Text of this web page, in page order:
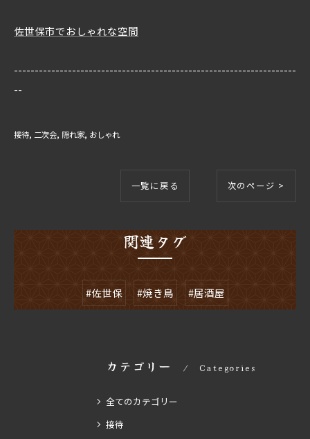
佐世保市でおしゃれな空間
--------------------------------------------------------------------
--
接待 二次会 隠れ家 おしゃれ
一覧に戻る 次のページ >
関連タグ
#佐世保 #焼き鳥 #居酒屋
カテゴリー Categories
全てのカテゴリー
接待